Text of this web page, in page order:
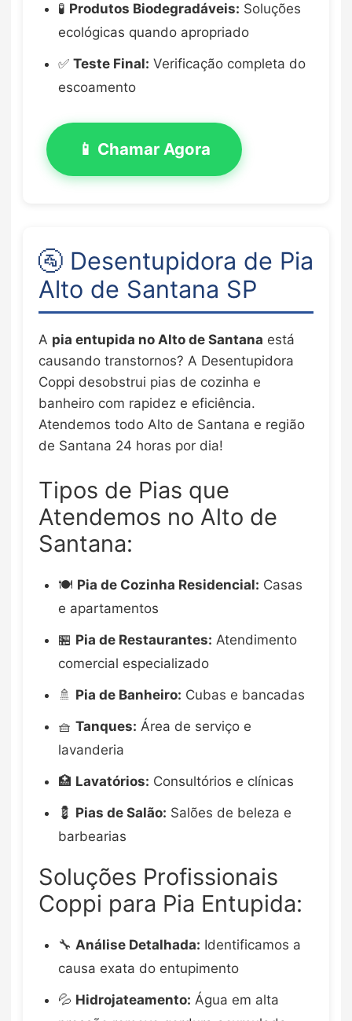
🧪 Produtos Biodegradáveis: Soluções
ecológicas quando apropriado
✅ Teste Final: Verificação completa do
escoamento
📱 Chamar Agora
🚰 Desentupidora de Pia
Alto de Santana SP
A pia entupida no Alto de Santana está
causando transtornos? A Desentupidora
Coppi desobstrui pias de cozinha e
banheiro com rapidez e eficiência.
Atendemos todo Alto de Santana e região
de Santana 24 horas por dia!
Tipos de Pias que
Atendemos no Alto de
Santana:
🍽️ Pia de Cozinha Residencial: Casas
e apartamentos
🏪 Pia de Restaurantes: Atendimento
comercial especializado
🚿 Pia de Banheiro: Cubas e bancadas
🧺 Tanques: Área de serviço e
lavanderia
🏥 Lavatórios: Consultórios e clínicas
💈 Pias de Salão: Salões de beleza e
barbearias
Soluções Profissionais
Coppi para Pia Entupida:
🔧 Análise Detalhada: Identificamos a
causa exata do entupimento
💦 Hidrojateamento: Água em alta